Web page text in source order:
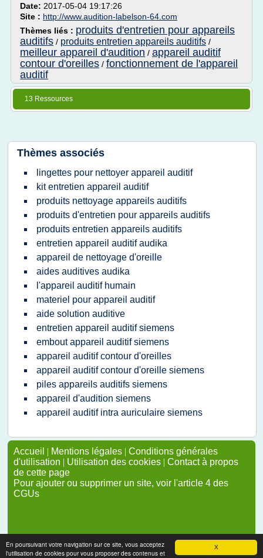
X
En poursuivant votre navigation sur ce site, vous acceptez
l'utilisation de cookies pour vous proposer des contenus et
Date: 2017-05-04 19:17:26
Site : http://www.audition-labelson-64.com
Thèmes liés : produits d'entretien pour appareils
auditifs / produits entretien appareils auditifs /
meilleur appareil d'audition / appareil auditif
contour d'oreilles / fonctionnement de l'appareil
auditif
13 Ressources
Thèmes associés
lingettes pour nettoyer appareil auditif
kit entretien appareil auditif
produits nettoyage appareils auditifs
produits d'entretien pour appareils auditifs
produits entretien appareils auditifs
entretien appareil auditif audika
appareil de nettoyage d'oreille
aides auditives audika
l'appareil auditif humain
materiel pour appareil auditif
aide solution auditive
entretien appareil auditif siemens
embout appareil auditif siemens
appareil auditif contour d'oreilles
appareil auditif contour d'oreille siemens
piles appareils auditifs siemens
appareil d'audition siemens
appareil auditif intra auriculaire siemens
Accueil | Mentions légales | Conditions générales
d'utilisation | Utilisation des cookies | Contact à propos
de cette page
Pour ajouter ou supprimer un site, voir l'article 4 des
CGUs